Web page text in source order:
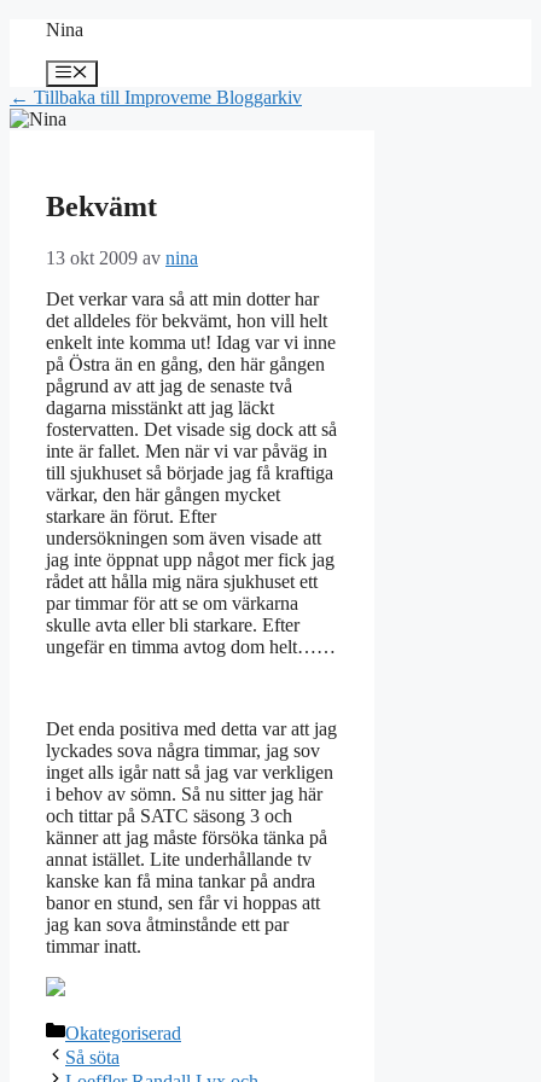
Hoppa
innehåll
Nina
Meny
← Tillbaka till Improveme Bloggarkiv
Bekvämt
13 okt 2009 av nina
Det verkar vara så att min dotter har
det alldeles för bekvämt, hon vill helt
enkelt inte komma ut! Idag var vi inne
på Östra än en gång, den här gången
pågrund av att jag de senaste två
dagarna misstänkt att jag läckt
fostervatten. Det visade sig dock att så
inte är fallet. Men när vi var påväg in
till sjukhuset så började jag få kraftiga
värkar, den här gången mycket
starkare än förut. Efter
undersökningen som även visade att
jag inte öppnat upp något mer fick jag
rådet att hålla mig nära sjukhuset ett
par timmar för att se om värkarna
skulle avta eller bli starkare. Efter
ungefär en timma avtog dom helt……
Det enda positiva med detta var att jag
lyckades sova några timmar, jag sov
inget alls igår natt så jag var verkligen
i behov av sömn. Så nu sitter jag här
och tittar på SATC säsong 3 och
känner att jag måste försöka tänka på
annat istället. Lite underhållande tv
kanske kan få mina tankar på andra
banor en stund, sen får vi hoppas att
jag kan sova åtminstånde ett par
timmar inatt.
Kategorier
Okategoriserad
Så söta